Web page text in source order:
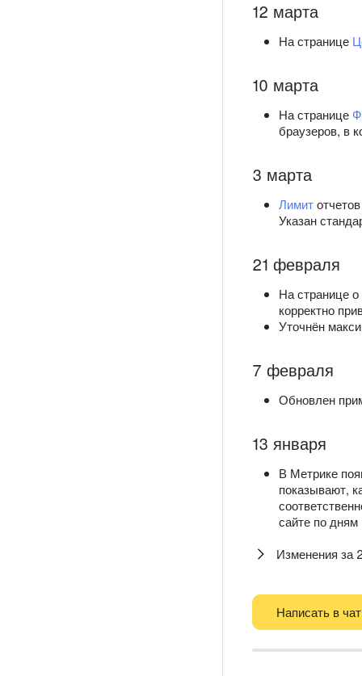
12 марта
На странице
10 марта
На странице
браузеров, в
3 марта
Лимит
Указан
21 февраля
На странице о
корректно
Уточнён
7 февраля
Обновлен
13 января
В Метрике
показывают,
сайте по
Изменения за
Написать в чат